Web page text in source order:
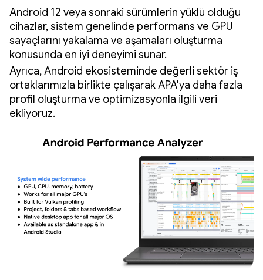
Android 12 veya sonraki sürümlerin yüklü olduğu
cihazlar, sistem genelinde performans ve GPU
sayaçlarını yakalama ve aşamaları oluşturma
konusunda en iyi deneyimi sunar.
Ayrıca, Android ekosisteminde değerli sektör iş
ortaklarımızla birlikte çalışarak APA'ya daha fazla
profil oluşturma ve optimizasyonla ilgili veri
ekliyoruz.